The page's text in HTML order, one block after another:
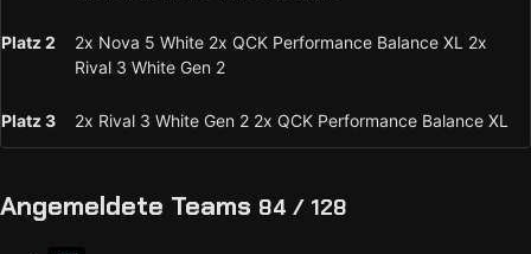
Platz 2
2x Nova 5 White 2x QCK Performance Balance XL 2x
Rival 3 White Gen 2
Platz 3 2x Rival 3 White Gen 2 2x QCK Performance Balance XL
Angemeldete Teams 84 / 128